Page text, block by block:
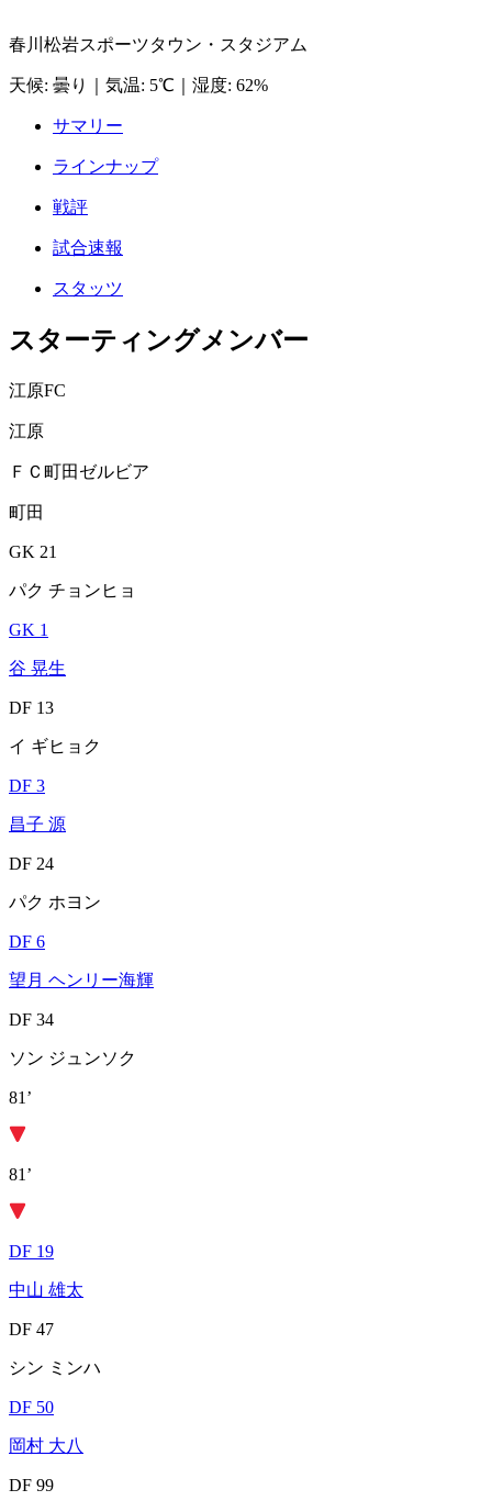
春川松岩スポーツタウン・スタジアム
天候: 曇り 気温: 5℃ 湿度: 62%
サマリー
ラインナップ
戦評
試合速報
スタッツ
スターティングメンバー
江原FC
江原
ＦＣ町田ゼルビア
町田
GK 21
パク チョンヒョ
GK 1
谷 晃生
DF 13
イ ギヒョク
DF 3
昌子 源
DF 24
パク ホヨン
DF 6
望月 ヘンリー海輝
DF 34
ソン ジュンソク
81’
81’
DF 19
中山 雄太
DF 47
シン ミンハ
DF 50
岡村 大八
DF 99